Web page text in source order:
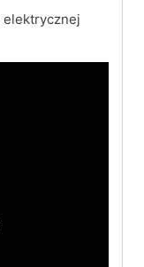
elektrycznej